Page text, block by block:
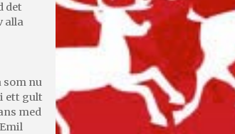
det
alla
som nu
ett gult
med